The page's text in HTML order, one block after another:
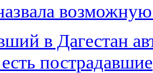
возможную
в Дагестан
пострадавшие